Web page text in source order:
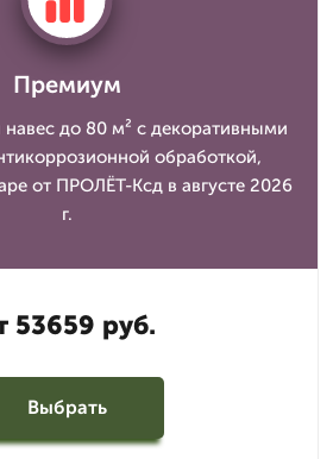
Премиум
до 80 м² с декоративными
обработкой,
от ПРОЛЁТ-Ксд в августе 2026
г.
53659 руб.
Выбрать